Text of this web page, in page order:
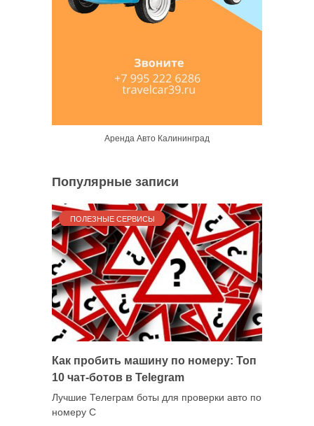
Аренда Авто Калининград
Популярные записи
ПОЛЕЗНЫЕ СЕРВИСЫ
Как пробить машину по номеру: Топ
10 чат-ботов в Telegram
Лучшие Телеграм боты для проверки авто по
номеру С